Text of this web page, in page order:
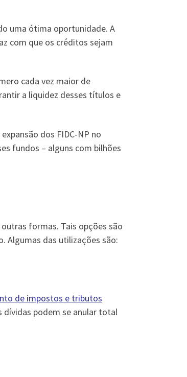
uma ótima oportunidade. A
com que os créditos sejam
cada vez maior de
a liquidez desses títulos e
dos FIDC-NP no
fundos – alguns com bilhões
formas. Tais opções são
Algumas das utilizações são:
de impostos e tributos
dívidas podem se anular total